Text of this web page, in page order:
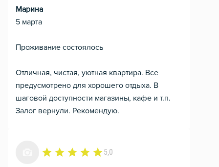
Марина
5 марта
Проживание состоялось
Отличная, чистая, уютная квартира. Все
предусмотрено для хорошего отдыха. В
шаговой доступности магазины, кафе и т.п.
Залог вернули. Рекомендую.
5,0